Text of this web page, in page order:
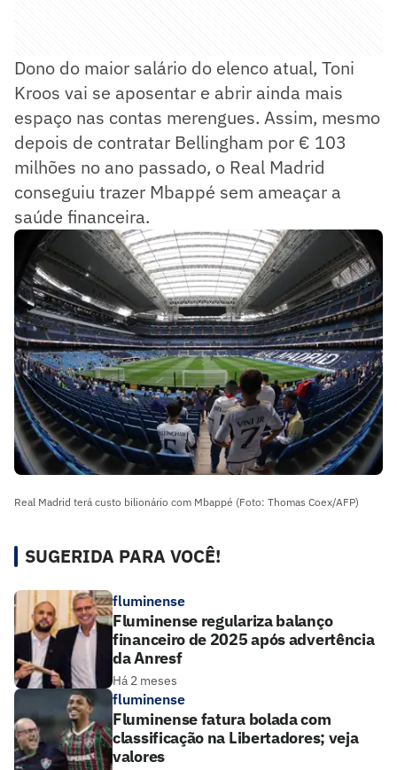
Dono do maior salário do elenco atual, Toni
Kroos vai se aposentar e abrir ainda mais
espaço nas contas merengues. Assim, mesmo
depois de contratar Bellingham por € 103
milhões no ano passado, o Real Madrid
conseguiu trazer Mbappé sem ameaçar a
saúde financeira.
Real Madrid terá custo bilionário com Mbappé (Foto: Thomas Coex/AFP)
SUGERIDA PARA VOCÊ!
fluminense
Fluminense regulariza balanço
financeiro de 2025 após advertência
da Anresf
Há 2 meses
fluminense
Fluminense fatura bolada com
classificação na Libertadores; veja
valores